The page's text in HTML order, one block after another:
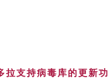
拉支持病毒库的更新